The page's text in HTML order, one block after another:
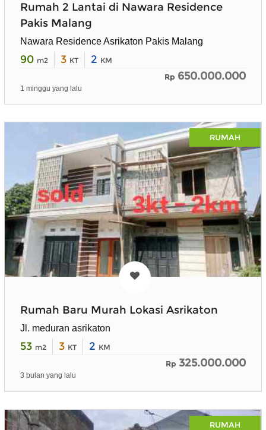
Rumah 2 Lantai di Nawara Residence
Pakis Malang
Nawara Residence Asrikaton Pakis Malang
90 m2 3 KT 2 KM
Rp 650.000.000
1 minggu yang lalu
RUMAH
Rumah Baru Murah Lokasi Asrikaton
Jl. meduran asrikaton
53 m2 3 KT 2 KM
Rp 325.000.000
3 bulan yang lalu
RUMAH